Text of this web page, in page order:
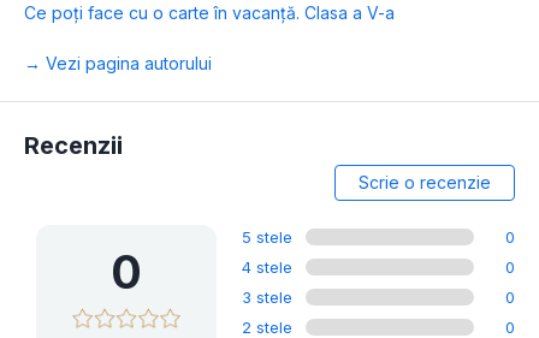
Ce poți face cu o carte în vacanță. Clasa a V-a
→ Vezi pagina autorului
Recenzii
Scrie o recenzie
0
5 stele
0
4 stele
0
3 stele
0
2 stele
0